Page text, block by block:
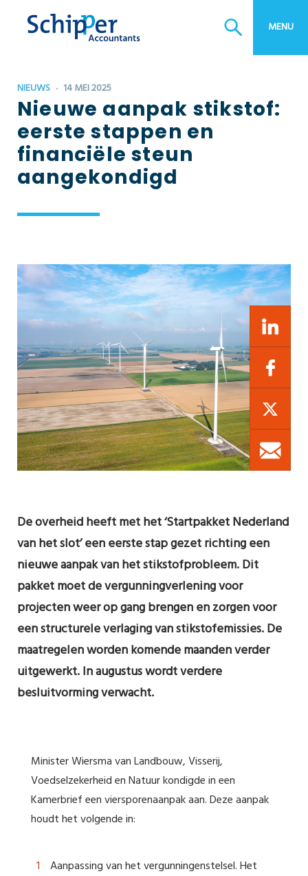
MENU
NIEUWS 14 MEI 2025
Nieuwe aanpak stikstof:
eerste stappen en
financiële steun
aangekondigd
De overheid heeft met het ‘Startpakket Nederland
van het slot’ een eerste stap gezet richting een
nieuwe aanpak van het stikstofprobleem. Dit
pakket moet de vergunningverlening voor
projecten weer op gang brengen en zorgen voor
een structurele verlaging van stikstofemissies. De
maatregelen worden komende maanden verder
uitgewerkt. In augustus wordt verdere
besluitvorming verwacht.
Minister Wiersma van Landbouw, Visserij,
Voedselzekerheid en Natuur kondigde in een
Kamerbrief een viersporenaanpak aan. Deze aanpak
houdt het volgende in:
Aanpassing van het vergunningenstelsel. Het